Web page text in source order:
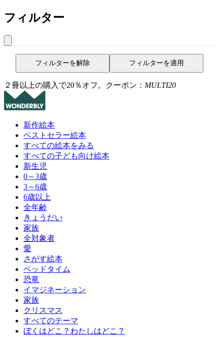
フィルター
フィルターを解除 フィルターを適用
２冊以上の購入で20％オフ。クーポン： MULTI20
新作絵本
ベストセラー絵本
すべての絵本をみる
すべての子ども向け絵本
新生児
0～3歳
3～6歳
6歳以上
全年齢
きょうだい
家族
全対象者
愛
さがす絵本
ベッドタイム
恐竜
イマジネーション
家族
クリスマス
すべてのテーマ
ぼくはどこ？わたしはどこ？